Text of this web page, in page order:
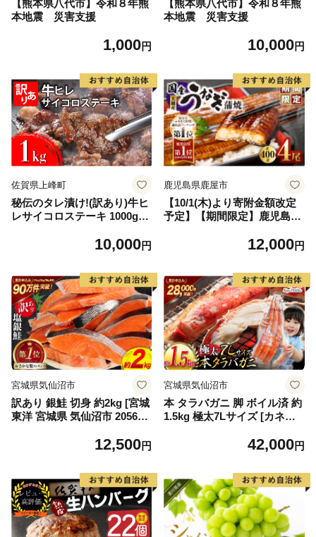
【熊本県八代市】令和８年熊
本地震 災害支援
1,000円
【熊本県八代市】令和８年熊
本地震 災害支援
10,000円
佐賀県上峰町
秘伝のタレ漬け!(訳あり)牛ヒ
レサイコロステーキ 1000g
10,000円
鹿児島県鹿屋市
【10/1(木)より寄附金額改定
予定】【期間限定】鹿児島県
12,000円
宮城県気仙沼市
訳あり 銀鮭 切身 約2kg [宮城
東洋 宮城県 気仙沼市 205649
格外 不揃い さけ サケ 鮭切身
切り身 魚 わけあり
12,500円
宮城県気仙沼市
本 タラバガニ 脚 ボイル済 約
1.5kg 極太7Lサイズ [カネダ
6] カニ かに 蟹 たらばがに た
42,000円